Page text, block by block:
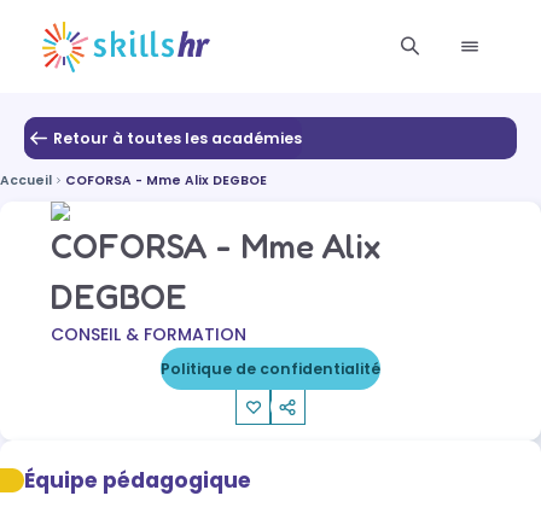
Retour à toutes les académies
Accueil COFORSA - Mme Alix DEGBOE
COFORSA - Mme Alix
DEGBOE
CONSEIL & FORMATION
Politique de confidentialité
Équipe pédagogique